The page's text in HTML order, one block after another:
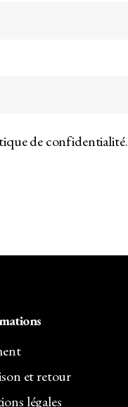
de confidentialité.
et retour
légales